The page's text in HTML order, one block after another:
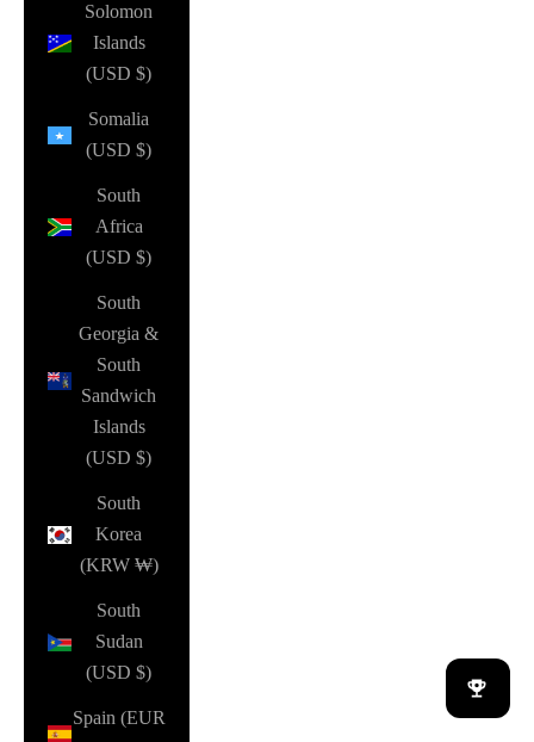
Solomon
Islands
(USD $)
Somalia
(USD $)
South
Africa
(USD $)
South
Georgia &
South
Sandwich
Islands
(USD $)
South
Korea
(KRW ₩)
South
Sudan
(USD $)
Spain (EUR